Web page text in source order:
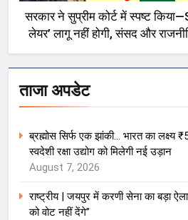
सरकार ने सुप्रीम कोर्ट में स्पष्ट
लेयर’ लागू नहीं होगी, संसद और
ताजा अपडेट
ब्रह्मोस सिर्फ एक झांकी… भारत का लक्ष्य
स्वदेशी रक्षा उद्योग को मिलेगी नई उड़ान
August 7, 2026
राष्ट्रीय | जयपुर में करणी सेना का बड़ा
को वोट नहीं देंगे”